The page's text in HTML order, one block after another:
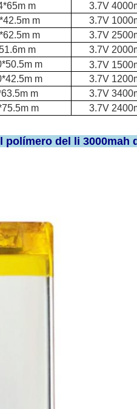
m
3.7V
m
3.7V
m
3.7V
m
3.7V
m
3.7V
m
3.7V
m
3.7V
m 3.7V
del li 3000mah